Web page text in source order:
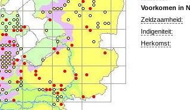
Voorkomen in
Zeldzaamheid:
Indigeniteit:
Herkomst: